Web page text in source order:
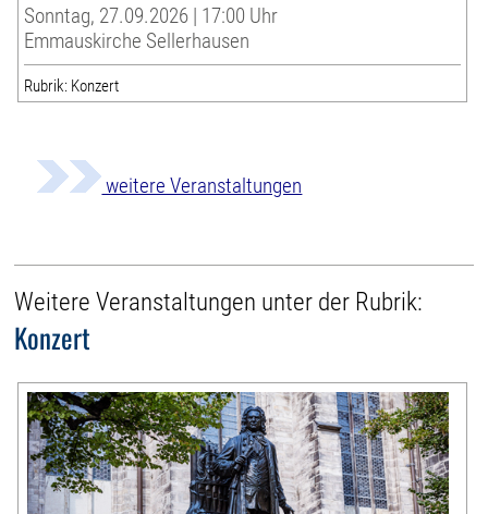
Sonntag, 27.09.2026 | 17:00 Uhr
Emmauskirche Sellerhausen
Rubrik: Konzert
weitere Veranstaltungen
Weitere Veranstaltungen unter der Rubrik:
Konzert